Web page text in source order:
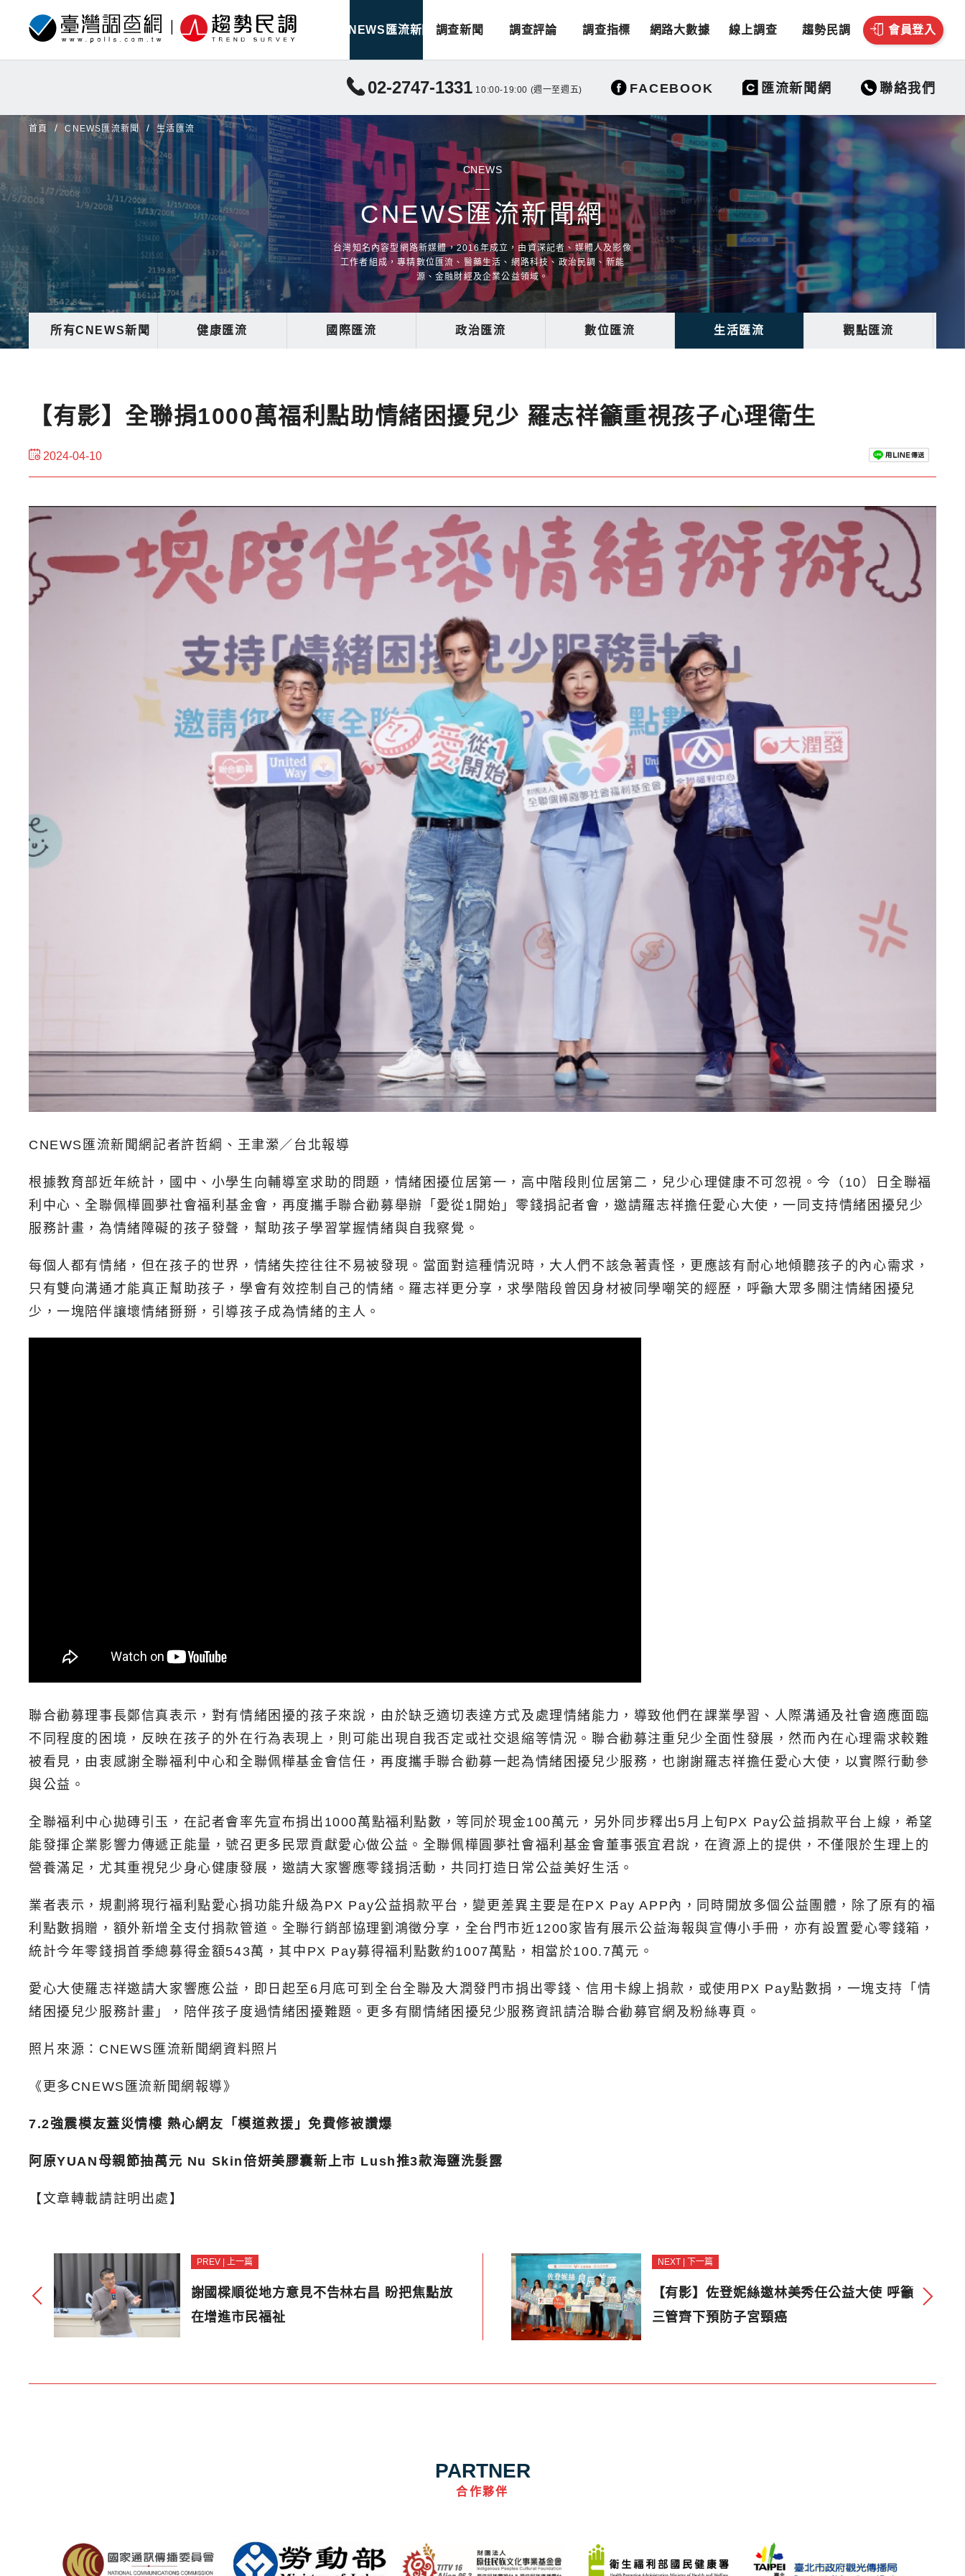
CNEWS匯流新聞 調查新聞 調查評論 調查指標 網路大數據 線上調查 趨勢民調 會員登入
02-2747-1331 10:00-19:00 (週一至週五) FACEBOOK 匯流新聞網 聯絡我們
首頁 CNEWS匯流新聞 生活匯流
CNEWS
CNEWS匯流新聞網
台灣知名內容型網路新媒體，2016年成立，由資深記者、媒體人及影像
工作者組成，專精數位匯流、醫藥生活、網路科技、政治民調、新能
源、金融財經及企業公益領域。
所有CNEWS新聞 健康匯流 國際匯流 政治匯流 數位匯流 生活匯流 觀點匯流
【有影】全聯捐1000萬福利點助情緒困擾兒少 羅志祥籲重視孩子心理衛生
2024-04-10
CNEWS匯流新聞網記者許哲綱、王聿瀠／台北報導
根據教育部近年統計，國中、小學生向輔導室求助的問題，情緒困擾位居第一，高中階段則位居第二，兒少心理健康不可忽視。今（10）日全聯福
利中心、全聯佩樺圓夢社會福利基金會，再度攜手聯合勸募舉辦「愛從1開始」零錢捐記者會，邀請羅志祥擔任愛心大使，一同支持情緒困擾兒少
服務計畫，為情緒障礙的孩子發聲，幫助孩子學習掌握情緒與自我察覺。
每個人都有情緒，但在孩子的世界，情緒失控往往不易被發現。當面對這種情況時，大人們不該急著責怪，更應該有耐心地傾聽孩子的內心需求，
只有雙向溝通才能真正幫助孩子，學會有效控制自己的情緒。羅志祥更分享，求學階段曾因身材被同學嘲笑的經歷，呼籲大眾多關注情緒困擾兒
少，一塊陪伴讓壞情緒掰掰，引導孩子成為情緒的主人。
聯合勸募理事長鄭信真表示，對有情緒困擾的孩子來說，由於缺乏適切表達方式及處理情緒能力，導致他們在課業學習、人際溝通及社會適應面臨
不同程度的困境，反映在孩子的外在行為表現上，則可能出現自我否定或社交退縮等情況。聯合勸募注重兒少全面性發展，然而內在心理需求較難
被看見，由衷感謝全聯福利中心和全聯佩樺基金會信任，再度攜手聯合勸募一起為情緒困擾兒少服務，也謝謝羅志祥擔任愛心大使，以實際行動參
與公益。
全聯福利中心拋磚引玉，在記者會率先宣布捐出1000萬點福利點數，等同於現金100萬元，另外同步釋出5月上旬PX Pay公益捐款平台上線，希望
能發揮企業影響力傳遞正能量，號召更多民眾貢獻愛心做公益。全聯佩樺圓夢社會福利基金會董事張宜君說，在資源上的提供，不僅限於生理上的
營養滿足，尤其重視兒少身心健康發展，邀請大家響應零錢捐活動，共同打造日常公益美好生活。
業者表示，規劃將現行福利點愛心捐功能升級為PX Pay公益捐款平台，變更差異主要是在PX Pay APP內，同時開放多個公益團體，除了原有的福
利點數捐贈，額外新增全支付捐款管道。全聯行銷部協理劉鴻徵分享，全台門市近1200家皆有展示公益海報與宣傳小手冊，亦有設置愛心零錢箱，
統計今年零錢捐首季總募得金額543萬，其中PX Pay募得福利點數約1007萬點，相當於100.7萬元。
愛心大使羅志祥邀請大家響應公益，即日起至6月底可到全台全聯及大潤發門市捐出零錢、信用卡線上捐款，或使用PX Pay點數捐，一塊支持「情
緒困擾兒少服務計畫」，陪伴孩子度過情緒困擾難題。更多有關情緒困擾兒少服務資訊請洽聯合勸募官網及粉絲專頁。
照片來源：CNEWS匯流新聞網資料照片
《更多CNEWS匯流新聞網報導》
7.2強震模友蓋災情樓 熱心網友「模道救援」免費修被讚爆
阿原YUAN母親節抽萬元 Nu Skin倍妍美膠囊新上市 Lush推3款海鹽洗髮露
【文章轉載請註明出處】
PREV | 上一篇
謝國樑順從地方意見不告林右昌 盼把焦點放
在增進市民福祉
NEXT | 下一篇
【有影】佐登妮絲邀林美秀任公益大使 呼籲
三管齊下預防子宮頸癌
PARTNER
合作夥伴